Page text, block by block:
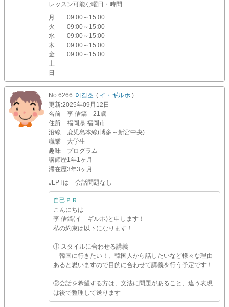
レッスン可能な曜日・時間
月
09:00～15:00
火
09:00～15:00
水
09:00～15:00
木
09:00～15:00
金
09:00～15:00
土
日
No.6266 이길호 ( イ・ギルホ )
更新:2025年09月12日
名前
李 佶鎬 21歳
住所
福岡県 福岡市
沿線
鹿児島本線(博多～新宮中央)
職業
大学生
趣味
プログラム
講師歴1年1ヶ月
滞在歴3年3ヶ月
JLPTは 会話問題なし
自己ＰＲ
こんにちは
李 佶鎬(イ ギルホ)と申します！
私の約束は以下になります！
① スタイルに合わせる講義
韓国に行きたい！、韓国人から話したいなど様々な理由
あると思いますので目的に合わせて講義を行う予定です！
②会話を希望する方は、文法に問題があること、違う表現
は後で整理して送ります